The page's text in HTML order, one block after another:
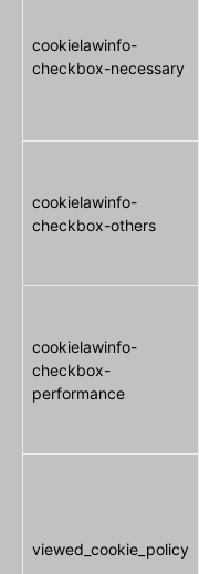
cookielawinfo-
checkbox-necessary
cookielawinfo-
checkbox-others
cookielawinfo-
checkbox-
performance
viewed_cookie_policy